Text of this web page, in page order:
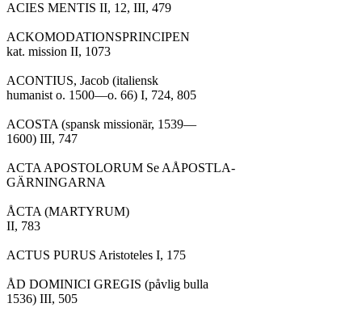
ACIES MENTIS II, 12, III, 479
ACKOMODATIONSPRINCIPEN
kat. mission II, 1073
ACONTIUS, Jacob (italiensk
humanist o. 1500—o. 66) I, 724, 805
ACOSTA (spansk missionär, 1539—
1600) III, 747
ACTA APOSTOLORUM Se AÅPOSTLA-
GÄRNINGARNA
ÅCTA (MARTYRUM)
II, 783
ACTUS PURUS Aristoteles I, 175
ÅD DOMINICI GREGIS (påvlig bulla
1536) III, 505